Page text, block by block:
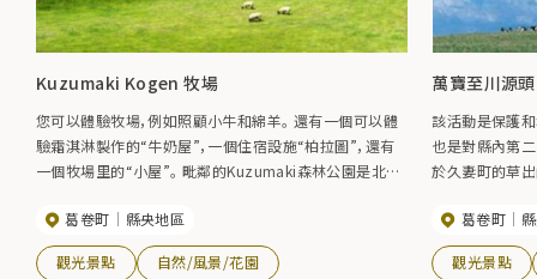
Kuzumaki Kogen 牧場
您可以體驗牧場，例如照顧小牛和綿羊。 還有一個可以體
驗霜淇淋製作的“牛奶屋”，一個住宿設施“柏拉圖”，還有
一個牧場里的“小屋”。 毗鄰的Kuzumaki森林公園是北緯
有一個薰衣草花園欣賞活動，你也可以在那裡採摘它。
葛卷町 縣央地區
觀光景點 自然/風景/花園
萬寶至川源頭
該活動是保護
也是對縣內第
於久妻町的草
葛卷町
觀光景點